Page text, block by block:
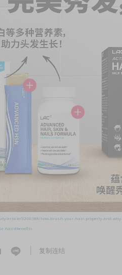
article/3200388/how-brush-your-hair-properly-and-
hair#benefits
复制连结